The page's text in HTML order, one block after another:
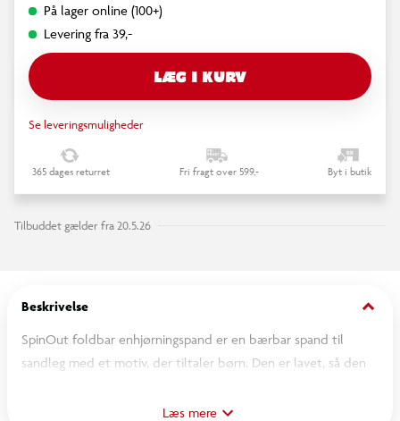
På lager online (100+)
Levering fra 39,-
LÆG I KURV
Se leveringsmuligheder
365 dages returret Fri fragt over 599,- Byt i butik
Tilbuddet gælder fra 20.5.26
Beskrivelse keyboard_arrow_down
SpinOut foldbar enhjørningspand er en bærbar spand til
sandleg med et motiv, der tiltaler børn. Den er lavet, så den
transport. Spanden fungerer godt i sandkassen, på stranden
Læs mere